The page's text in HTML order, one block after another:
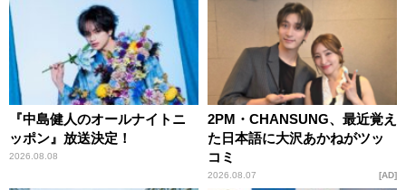
す！」
『中島健人のオールナイトニ
ッポン』放送決定！
2026.08.08
2PM・CHANSUNG、最近覚え
た日本語に大沢あかねがツッ
コミ
2026.08.07 AD